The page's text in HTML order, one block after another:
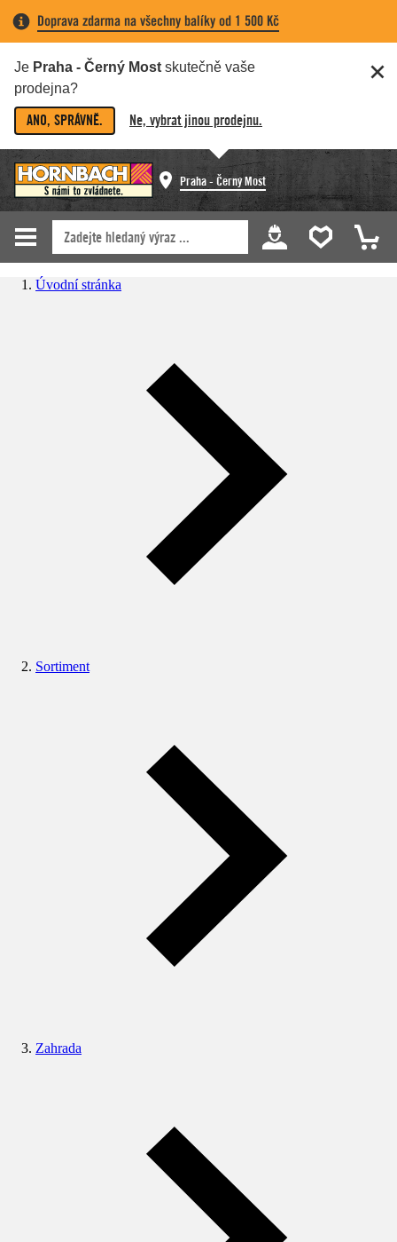
Doprava zdarma na všechny balíky od 1 500 Kč
Je Praha - Černý Most skutečně vaše
prodejna?
ANO, SPRÁVNĚ. Ne, vybrat jinou prodejnu.
Praha - Černý Most
Úvodní stránka
Sortiment
Zahrada